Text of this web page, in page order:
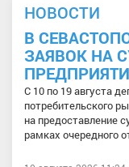
НОВОСТИ
В
ЗАЯВОК НА
С 10 по 19 августа
потребительского
на предоставление
рамках очередного